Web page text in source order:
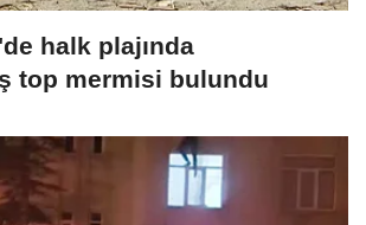
halk plajında
top mermisi bulundu